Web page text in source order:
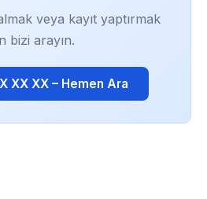
veya kayıt yaptırmak
bizi arayın.
XX XX – Hemen Ara